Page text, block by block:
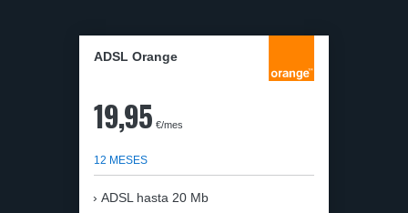
ADSL Orange
19,95 €/mes
12 MESES
ADSL hasta 20 Mb